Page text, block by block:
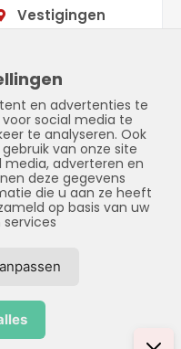
Vestigingen
Tinnegieter 7
EX Stadskanaal
–
en advertenties te
social media te
te analyseren. Ook
van onze site
adverteren en
deze gegevens
die u aan ze heeft
op basis van uw